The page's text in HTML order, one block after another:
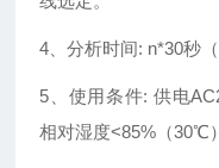
4、分析时间: n*30秒
5、使用条件: 供电
相对湿度<85%（30℃）